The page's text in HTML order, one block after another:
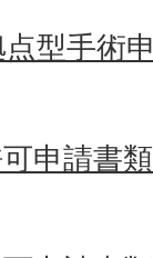
型手術
申請書